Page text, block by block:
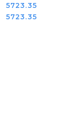
Cena:
5723.35
Cena:
5723.35